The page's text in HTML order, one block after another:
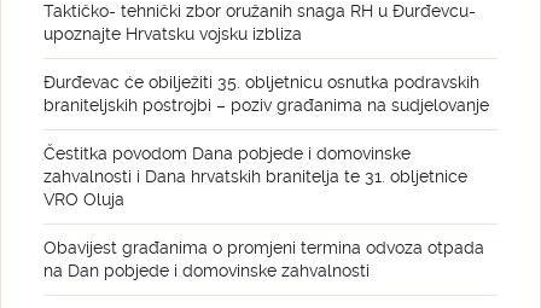
Taktičko- tehnički zbor oružanih snaga RH u Đurđevcu-
upoznajte Hrvatsku vojsku izbliza
Đurđevac će obilježiti 35. obljetnicu osnutka podravskih
braniteljskih postrojbi – poziv građanima na sudjelovanje
Čestitka povodom Dana pobjede i domovinske
zahvalnosti i Dana hrvatskih branitelja te 31. obljetnice
VRO Oluja
Obavijest građanima o promjeni termina odvoza otpada
na Dan pobjede i domovinske zahvalnosti